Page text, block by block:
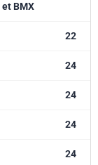
BMX
22
24
24
24
24